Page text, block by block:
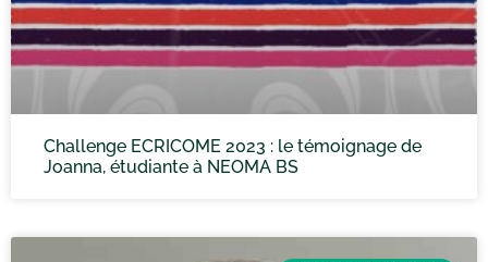
Challenge ECRICOME 2023 : le témoignage de
Joanna, étudiante à NEOMA BS